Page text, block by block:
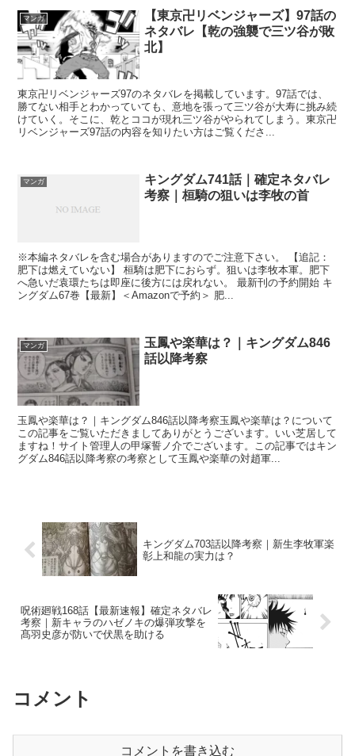
マンガ
【東京卍リベンジャーズ】97話の
ネタバレ【乾の強襲で三ツ谷が敗
北】
東京卍リベンジャーズ97のネタバレを掲載しています。97話では、
勝てない相手とわかっていても、意地を張って三ツ谷が大寿に挑み続
けていく。そこに、乾とココが現れ三ツ谷がやられてしまう。東京卍
リベンジャーズ97話の内容を知りたい方はご覧くださ...
マンガ
キングダム741話｜確定ネタバレ
考察｜桓騎の狙いは李牧の首
※本編ネタバレを含む場合がありますのでご注意下さい。 【追記：
肥下は燃えていない】 桓騎は肥下におらず。狙いは李牧本軍。肥下
へ急いだ袁環たちは即座に後方には戻れない。 最新刊の予約開始 キ
ングダム67巻【最新】＜Amazonで予約＞ 肥...
マンガ
玉鳳や楽華は？｜キングダム846
話以降考察
玉鳳や楽華は？｜キングダム846話以降考察玉鳳や楽華は？について
この記事をご覧いただきましてありがとうございます。いい芝居して
ますね！サイト管理人の甲塚誓ノ介でございます。この記事ではキン
グダム846話以降考察の考察として玉鳳や楽華の対趙軍...
キングダム703話以降考察｜新生李牧軍楽
彰上和龍の実力は？
呪術廻戦168話【最新速報】確定ネタバレ
考察｜新キャラのハゼノキの爆弾攻撃を
髙羽史彦が防いで伏黒を助ける
コメント
コメントを書き込む